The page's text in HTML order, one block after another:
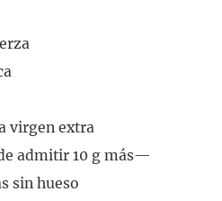
virgen extra
admitir 10 g más—
sin hueso